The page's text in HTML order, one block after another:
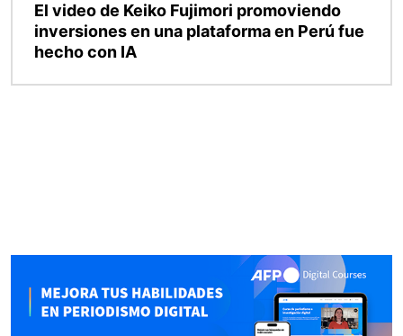
El video de Keiko Fujimori promoviendo
inversiones en una plataforma en Perú fue
hecho con IA